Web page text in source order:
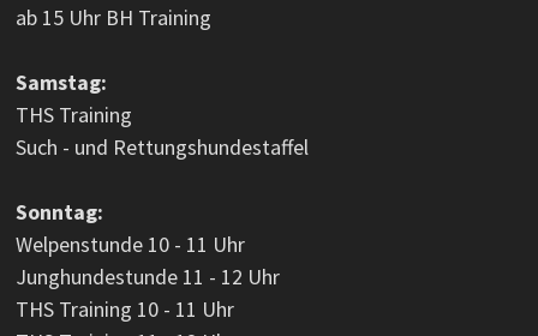
ab 15 Uhr BH Training
Samstag:
THS Training
Such - und Rettungshundestaffel
Sonntag:
Welpenstunde 10 - 11 Uhr
Junghundestunde 11 - 12 Uhr
THS Training 10 - 11 Uhr